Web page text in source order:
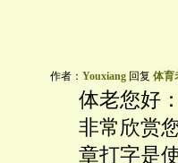
作者： Youxiang 回复 体育
体老您好：
非常欣赏
章打字是